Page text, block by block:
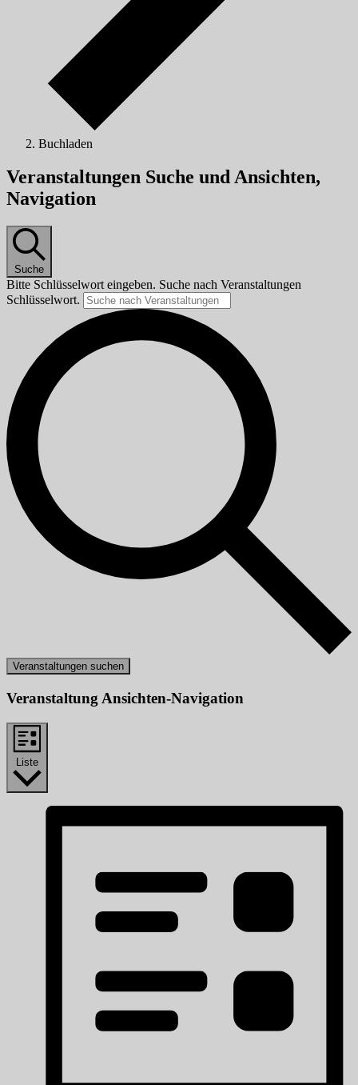
Buchladen
Veranstaltungen
Veranstaltungen Suche und Ansichten,
Navigation
Suche
Bitte Schlüsselwort eingeben. Suche nach Veranstaltungen
Schlüsselwort.
Veranstaltungen suchen
Veranstaltung Ansichten-Navigation
Liste